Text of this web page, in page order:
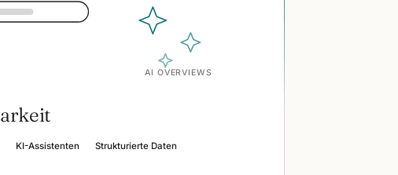
AI OVERVIEWS
KI-Assistenten Strukturierte Daten